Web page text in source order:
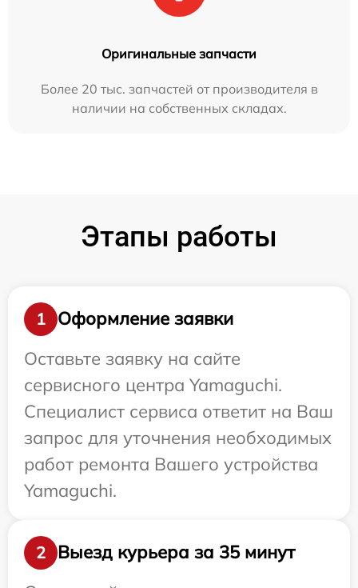
Оригинальные запчасти
Более 20 тыс. запчастей от производителя в
наличии на собственных складах.
Этапы работы
1
Оформление заявки
Оставьте заявку на сайте
сервисного центра Yamaguchi.
Специалист сервиса ответит на Ваш
запрос для уточнения необходимых
работ ремонта Вашего устройства
Yamaguchi.
2
Выезд курьера за 35 минут